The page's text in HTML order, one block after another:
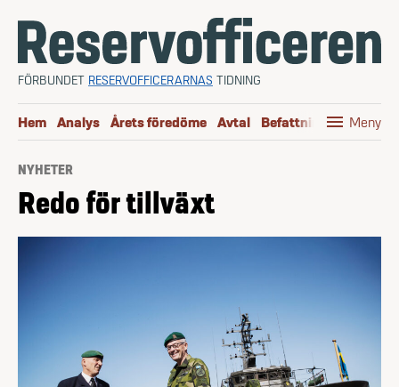
FÖRBUNDET RESERVOFFICERARNAS TIDNING
Hem Analys Årets föredöme Avtal Befattningen
menu Meny
NYHETER
Redo för tillväxt